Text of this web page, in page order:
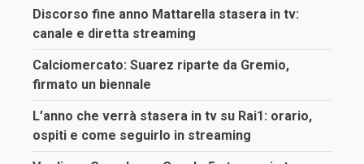
Discorso fine anno Mattarella stasera in tv:
canale e diretta streaming
Calciomercato: Suarez riparte da Gremio,
firmato un biennale
L’anno che verrà stasera in tv su Rai1: orario,
ospiti e come seguirlo in streaming